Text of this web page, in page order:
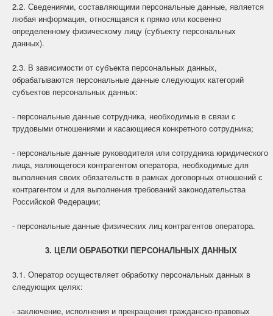
2.2. Сведениями, составляющими персональные данные, является
любая информация, относящаяся к прямо или косвенно
определенному физическому лицу (субъекту персональных
данных).
2.3. В зависимости от субъекта персональных данных,
обрабатываются персональные данные следующих категорий
субъектов персональных данных:
- персональные данные сотрудника, необходимые в связи с
трудовыми отношениями и касающиеся конкретного сотрудника;
- персональные данные руководителя или сотрудника юридического
лица, являющегося контрагентом оператора, необходимые для
выполнения своих обязательств в рамках договорных отношений с
контрагентом и для выполнения требований законодательства
Российской Федерации;
- персональные данные физических лиц контрагентов оператора.
3. ЦЕЛИ ОБРАБОТКИ ПЕРСОНАЛЬНЫХ ДАННЫХ
3.1. Оператор осуществляет обработку персональных данных в
следующих целях:
- заключение, исполнения и прекращения гражданско-правовых